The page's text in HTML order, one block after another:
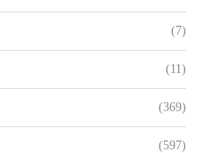
(7)
(11)
(369)
(597)